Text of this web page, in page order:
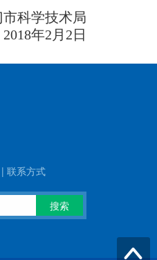
市科学技术局
2018年2月2日
| 联系方式
搜索